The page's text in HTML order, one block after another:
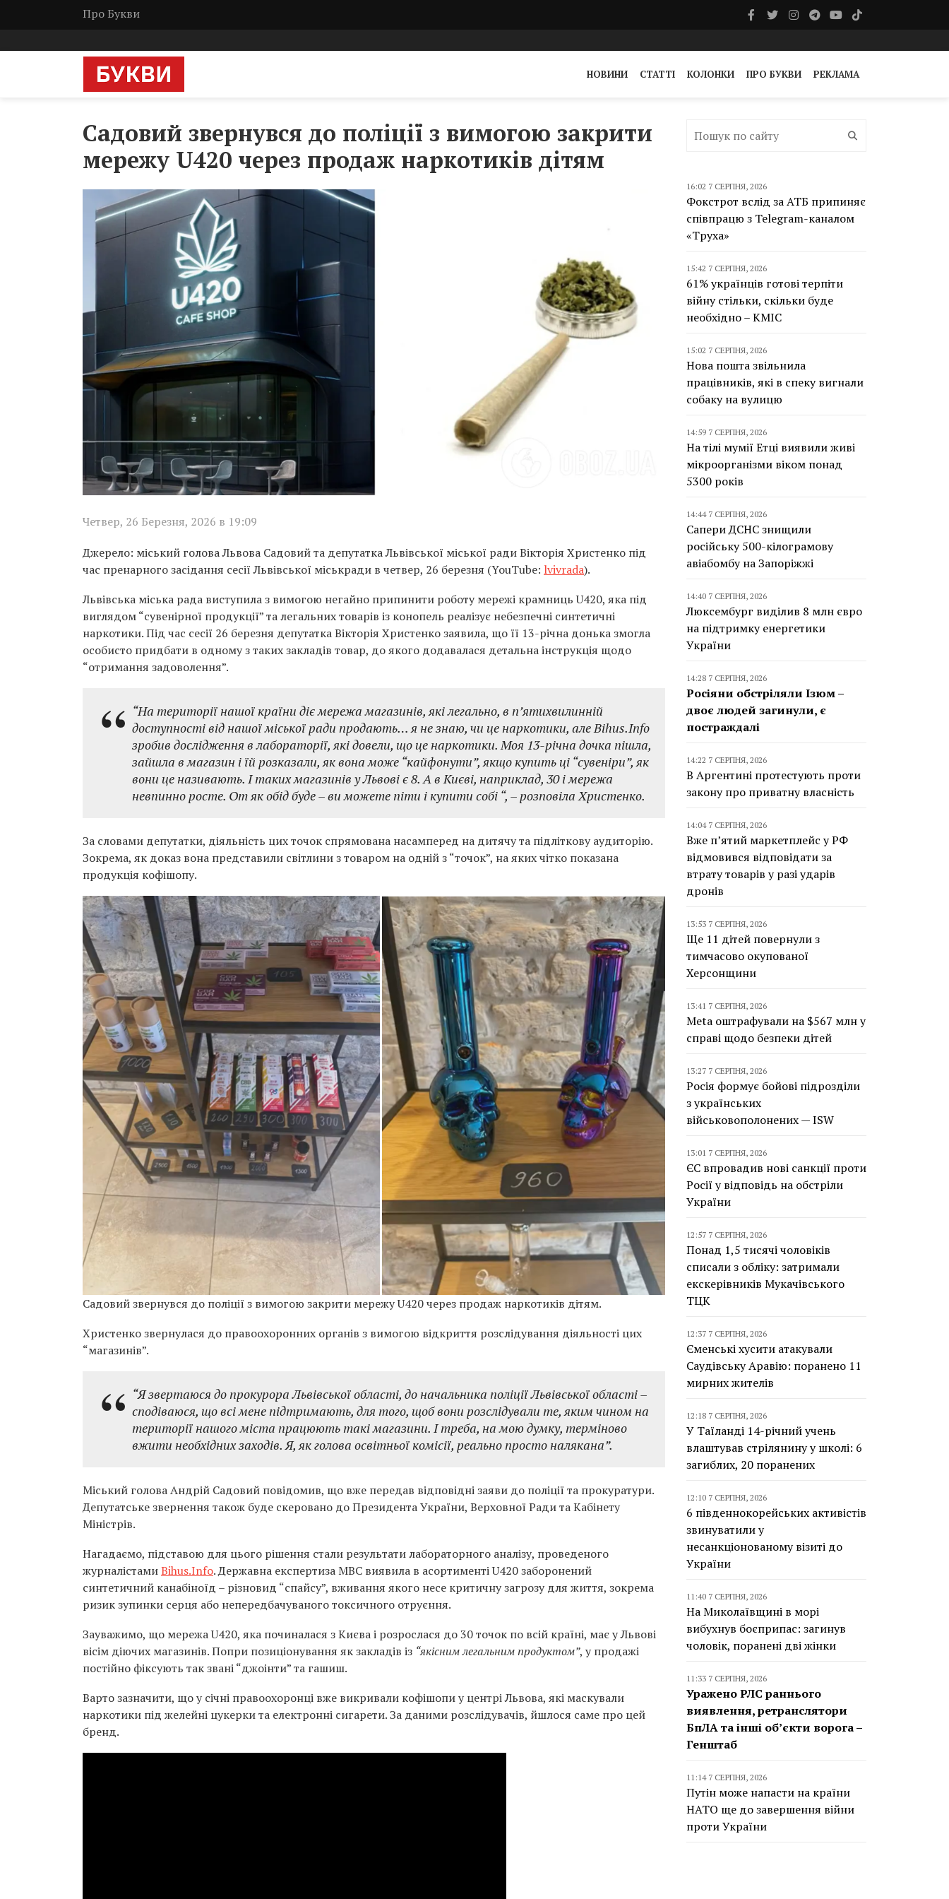
Про Букви
НОВИНИ СТАТТІ КОЛОНКИ ПРО БУКВИ РЕКЛАМА
Садовий звернувся до поліції з вимогою закрити
мережу U420 через продаж наркотиків дітям
Четвер, 26 Березня, 2026 в 19:09
Джерело: міський голова Львова Садовий та депутатка Львівської міської ради Вікторія Христенко під
час пренарного засідання сесії Львівської міськради в четвер, 26 березня (YouTube: lvivrada).
Львівська міська рада виступила з вимогою негайно припинити роботу мережі крамниць U420, яка під
виглядом “сувенірної продукції” та легальних товарів із конопель реалізує небезпечні синтетичні
наркотики. Під час сесії 26 березня депутатка Вікторія Христенко заявила, що її 13-річна донька змогла
особисто придбати в одному з таких закладів товар, до якого додавалася детальна інструкція щодо
“отримання задоволення”.
“На території нашої країни діє мережа магазинів, які легально, в п’ятихвилинній
доступності від нашої міської ради продають… я не знаю, чи це наркотики, але Bihus.Info
зробив дослідження в лабораторії, які довели, що це наркотики. Моя 13-річна дочка пішла,
зайшла в магазин і їй розказали, як вона може “кайфонути”, якщо купить ці “сувеніри”, як
вони це називають. І таких магазинів у Львові є 8. А в Києві, наприклад, 30 і мережа
невпинно росте. От як обід буде – ви можете піти і купити собі “, – розповіла Христенко.
За словами депутатки, діяльність цих точок спрямована насамперед на дитячу та підліткову аудиторію.
Зокрема, як доказ вона представили світлини з товаром на одній з “точок”, на яких чітко показана
продукція кофішопу.
Садовий звернувся до поліції з вимогою закрити мережу U420 через продаж наркотиків дітям.
Христенко звернулася до правоохоронних органів з вимогою відкриття розслідування діяльності цих
“магазинів”.
“Я звертаюся до прокурора Львівської області, до начальника поліції Львівської області –
сподіваюся, що всі мене підтримають, для того, щоб вони розслідували те, яким чином на
території нашого міста працюють такі магазини. І треба, на мою думку, терміново
вжити необхідних заходів. Я, як голова освітньої комісії, реально просто налякана”.
Міський голова Андрій Садовий повідомив, що вже передав відповідні заяви до поліції та прокуратури.
Депутатське звернення також буде скеровано до Президента України, Верховної Ради та Кабінету
Міністрів.
Нагадаємо, підставою для цього рішення стали результати лабораторного аналізу, проведеного
журналістамиBihus.Info. Державна експертиза МВС виявила в асортименті U420 заборонений
синтетичний канабіноїд – різновид “спайсу”, вживання якого несе критичну загрозу для життя, зокрема
ризик зупинки серця або непередбачуваного токсичного отруєння.
Зауважимо, що мережа U420, яка починалася з Києва і розрослася до 30 точок по всій країні, має у Львові
вісім діючих магазинів. Попри позиціонування як закладів із “якісним легальним продуктом”, у продажі
постійно фіксують так звані “джоінти” та гашиш.
Варто зазначити, що у січні правоохоронці вже викривали кофішопи у центрі Львова, які маскували
наркотики під желейні цукерки та електронні сигарети. За даними розслідувачів, йшлося саме про цей
бренд.
16:02 7 СЕРПНЯ, 2026
Фокстрот вслід за АТБ припиняє
співпрацю з Telegram-каналом
«Труха»
15:42 7 СЕРПНЯ, 2026
61% українців готові терпіти
війну стільки, скільки буде
необхідно – КМІС
15:02 7 СЕРПНЯ, 2026
Нова пошта звільнила
працівників, які в спеку вигнали
собаку на вулицю
14:59 7 СЕРПНЯ, 2026
На тілі мумії Етці виявили живі
мікроорганізми віком понад
5300 років
14:44 7 СЕРПНЯ, 2026
Сапери ДСНС знищили
російську 500-кілограмову
авіабомбу на Запоріжжі
14:40 7 СЕРПНЯ, 2026
Люксембург виділив 8 млн євро
на підтримку енергетики
України
14:28 7 СЕРПНЯ, 2026
Росіяни обстріляли Ізюм –
двоє людей загинули, є
постраждалі
14:22 7 СЕРПНЯ, 2026
В Аргентині протестують проти
закону про приватну власність
14:04 7 СЕРПНЯ, 2026
Вже п’ятий маркетплейс у РФ
відмовився відповідати за
втрату товарів у разі ударів
дронів
13:53 7 СЕРПНЯ, 2026
Ще 11 дітей повернули з
тимчасово окупованої
Херсонщини
13:41 7 СЕРПНЯ, 2026
Meta оштрафували на $567 млн у
справі щодо безпеки дітей
13:27 7 СЕРПНЯ, 2026
Росія формує бойові підрозділи
з українських
військовополонених — ISW
13:01 7 СЕРПНЯ, 2026
ЄС впровадив нові санкції проти
Росії у відповідь на обстріли
України
12:57 7 СЕРПНЯ, 2026
Понад 1,5 тисячі чоловіків
списали з обліку: затримали
екскерівників Мукачівського
ТЦК
12:37 7 СЕРПНЯ, 2026
Єменські хусити атакували
Саудівську Аравію: поранено 11
мирних жителів
12:18 7 СЕРПНЯ, 2026
У Таїланді 14-річний учень
влаштував стрілянину у школі: 6
загиблих, 20 поранених
12:10 7 СЕРПНЯ, 2026
6 південнокорейських активістів
звинуватили у
несанкціонованому візиті до
України
11:40 7 СЕРПНЯ, 2026
На Миколаївщині в морі
вибухнув боєприпас: загинув
чоловік, поранені дві жінки
11:33 7 СЕРПНЯ, 2026
Уражено РЛС раннього
виявлення, ретранслятори
БпЛА та інші об’єкти ворога –
Генштаб
11:14 7 СЕРПНЯ, 2026
Путін може напасти на країни
НАТО ще до завершення війни
проти України